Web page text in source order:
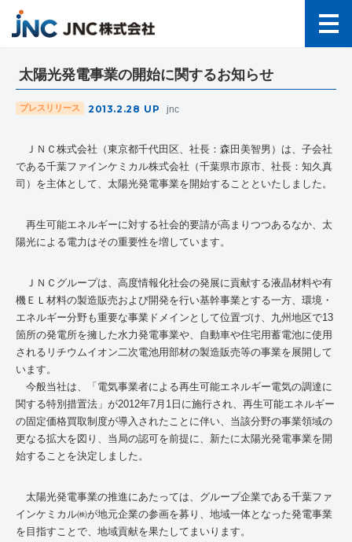
太陽光発電事業の開始に関するお知らせ
プレスリリース 2013.2.28 UP jnc
ＪＮＣ株式会社（東京都千代田区、社長：森田美智男）は、子会社
である千葉ファインケミカル株式会社（千葉県市原市、社長：知久真
司）を主体として、太陽光発電事業を開始することといたしました。
再生可能エネルギーに対する社会的要請が高まりつつあるなか、太
陽光による電力はその重要性を増しています。
ＪＮＣグループは、高度情報化社会の発展に貢献する液晶材料や有
機ＥＬ材料の製造販売および開発を行い基幹事業とする一方、環境・
エネルギー分野も重要な事業ドメインとして位置づけ、九州地区で13
箇所の発電所を擁した水力発電事業や、自動車や住宅用蓄電池に使用
されるリチウムイオン二次電池用部材の製造販売等の事業を展開して
います。
今般当社は、「電気事業者による再生可能エネルギー電気の調達に
関する特別措置法」が2012年7月1日に施行され、再生可能エネルギー
の固定価格買取制度が導入されたことに伴い、当該分野の事業領域の
更なる拡大を図り、当局の認可を前提に、新たに太陽光発電事業を開
始することを決定しました。
太陽光発電事業の推進にあたっては、グループ企業である千葉ファ
インケミカル㈱が地元企業の参画を募り、地域一体となった発電事業
を目指すことで、地域貢献を果たしてまいります。